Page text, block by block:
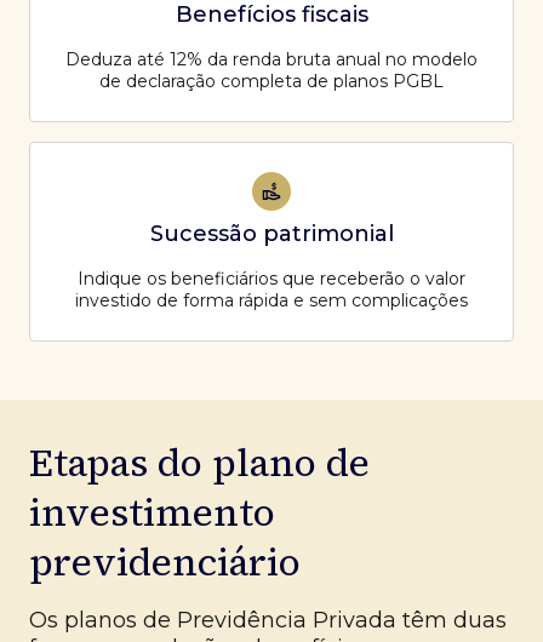
Benefícios fiscais
Deduza até 12% da renda bruta anual no modelo
de declaração completa de planos PGBL
Sucessão patrimonial
Indique os beneficiários que receberão o valor
investido de forma rápida e sem complicações
Etapas do plano de
investimento
previdenciário
Os planos de Previdência Privada têm duas